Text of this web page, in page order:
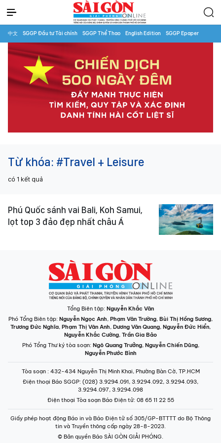
中文 SGGP Đầu tư Tài chính SGGP Thể Thao English Edition SGGP Epaper
Từ khóa: #Travel + Leisure
có 1 kết quả
Phú Quốc sánh vai Bali, Koh Samui,
lọt top 3 đảo đẹp nhất châu Á
Tổng Biên tập: Nguyễn Khắc Văn
Phó Tổng Biên tập: Nguyễn Ngọc Anh, Phạm Văn Trường, Bùi Thị Hồng Sương,
Trương Đức Nghĩa, Phạm Thị Vân Anh, Dương Văn Quang, Nguyễn Đức Hiển,
Nguyễn Khắc Cường, Trần Gia Bảo
Phó Tổng Thư ký tòa soạn: Ngô Quang Trưởng, Nguyễn Chiến Dũng,
Nguyễn Phước Bình
Tòa soạn : 432-434 Nguyễn Thị Minh Khai, Phường Bàn Cờ, TP.HCM
Điện thoại Báo SGGP: (028) 3.9294.091, 3.9294.092, 3.9294.093,
3.9294.097, 3.9294.098
Điện thoại Tòa soạn Báo Điện tử: 08 65 11 22 55
Giấy phép hoạt động Báo in và Báo Điện tử số 305/GP-BTTTT do Bộ Thông
tin và Truyền thông cấp ngày 28-8-2023.
© Bản quyền Báo SÀI GÒN GIẢI PHÓNG.